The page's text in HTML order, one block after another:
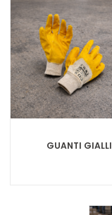
GUANTI GIALLI